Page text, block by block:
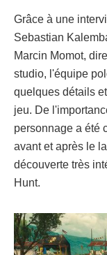
Grâce à une
Sebastian
Marcin Momot,
studio, l'équipe
quelques détails
jeu. De
personnage a été
avant et après le
découverte très
Hunt.